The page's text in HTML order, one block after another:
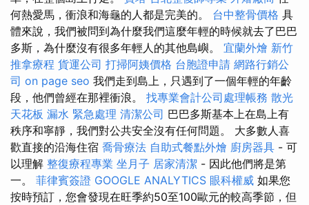
何熱愛馬，衝浪和海龜的人都是完美的。 台中整骨價格 具
體來說，我們被問到為什麼我們這麼年輕的時候就去了巴巴
多斯，為什麼沒有很多年輕人的其他島嶼。 宜蘭外燴 新竹
推拿療程 貨運公司 打掃阿姨價格 台胞證申請 網路行銷公
司 on page seo 我們走到島上，只遇到了一個年輕的年齡
段，他們曾經在那裡衝浪。 找專業會計公司處理帳務 散光
天花板 漏水 緊急處理 清潔公司 巴巴多斯基本上在島上有
秩序和寧靜，我們對公共安全沒有任何問題。 大多數人喜
歡直接的沿海住宿 喬骨療法 自助式餐點外燴 廚房器具 - 可
以理解 整復療程專業 坐月子 居家清潔 - 因此他們將是第
一。 菲律賓簽證 GOOGLE ANALYTICS 眼科權威 如果您
按時預訂，您會發現在旺季約50至100歐元的較高季節，但